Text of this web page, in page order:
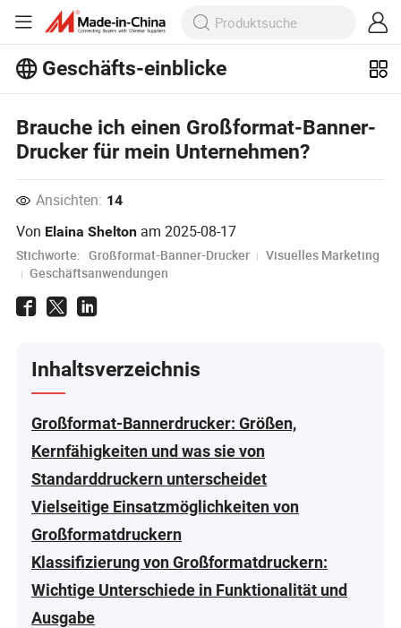
Geschäfts-einblicke
im Bereich Business Insights!
Mehr Anzeigen
Brauche ich einen Großformat-Banner-
Drucker für mein Unternehmen?
Ansichten: 14
Von Elaina Shelton am2025-08-17
Stichworte: Großformat-Banner-Drucker
Visuelles Marketing
Geschäftsanwendungen
Inhaltsverzeichnis
Großformat-Bannerdrucker: Größen,
Kernfähigkeiten und was sie von
Standarddruckern unterscheidet
Vielseitige Einsatzmöglichkeiten von
Großformatdruckern
Klassifizierung von Großformatdruckern:
Wichtige Unterschiede in Funktionalität und
Ausgabe